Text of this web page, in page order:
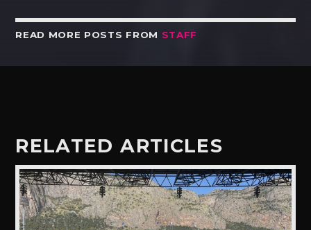
READ MORE POSTS FROM STAFF
RELATED ARTICLES